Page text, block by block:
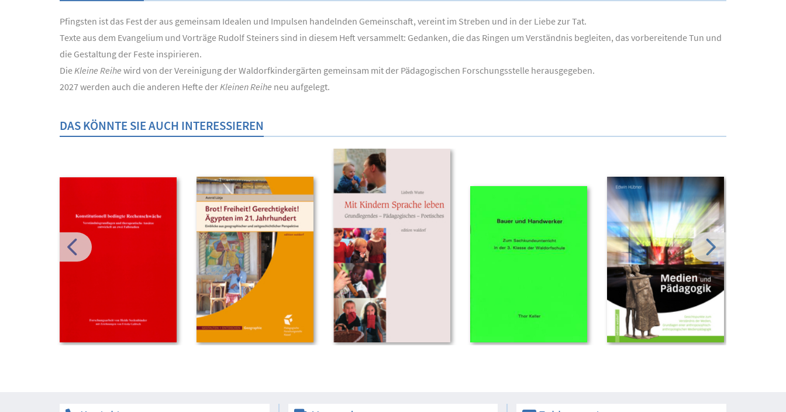
Pfingsten ist das Fest der aus gemeinsam Idealen und Impulsen handelnden Gemeinschaft, vereint im Streben und in der Liebe zur Tat.
Texte aus dem Evangelium und Vorträge Rudolf Steiners sind in diesem Heft versammelt: Gedanken, die das Ringen um Verständnis begleiten, das vorbereitende Tun und
die Gestaltung der Feste inspirieren.
Die Kleine Reihe wird von der Vereinigung der Waldorfkindergärten gemeinsam mit der Pädagogischen Forschungsstelle herausgegeben.
2027 werden auch die anderen Hefte der Kleinen Reihe neu aufgelegt.
DAS KÖNNTE SIE AUCH INTERESSIEREN